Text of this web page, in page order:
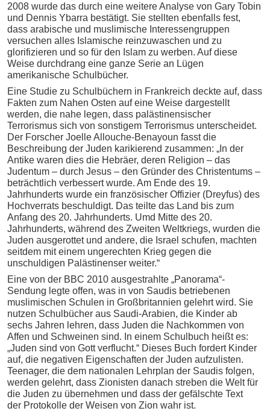
2008 wurde das durch eine weitere Analyse von Gary Tobin
und Dennis Ybarra bestätigt. Sie stellten ebenfalls fest,
dass arabische und muslimische Interessengruppen
versuchen alles Islamische reinzuwaschen und zu
glorifizieren und so für den Islam zu werben. Auf diese
Weise durchdrang eine ganze Serie an Lügen
amerikanische Schulbücher.
Eine Studie zu Schulbüchern in Frankreich deckte auf, dass
Fakten zum Nahen Osten auf eine Weise dargestellt
werden, die nahe legen, dass palästinensischer
Terrorismus sich von sonstigem Terrorismus unterscheidet.
Der Forscher Joelle Allouche-Benayoun fasst die
Beschreibung der Juden karikierend zusammen: „In der
Antike waren dies die Hebräer, deren Religion – das
Judentum – durch Jesus – den Gründer des Christentums –
beträchtlich verbessert wurde. Am Ende des 19.
Jahrhunderts wurde ein französischer Offizier (Dreyfus) des
Hochverrats beschuldigt. Das teilte das Land bis zum
Anfang des 20. Jahrhunderts. Umd Mitte des 20.
Jahrhunderts, während des Zweiten Weltkriegs, wurden die
Juden ausgerottet und andere, die Israel schufen, machten
seitdem mit einem ungerechten Krieg gegen die
unschuldigen Palästinenser weiter.“
Eine von der BBC 2010 ausgestrahlte „Panorama“-
Sendung legte offen, was in von Saudis betriebenen
muslimischen Schulen in Großbritannien gelehrt wird. Sie
nutzen Schulbücher aus Saudi-Arabien, die Kinder ab
sechs Jahren lehren, dass Juden die Nachkommen von
Affen und Schweinen sind. In einem Schulbuch heißt es:
„Juden sind von Gott verflucht.“ Dieses Buch fordert Kinder
auf, die negativen Eigenschaften der Juden aufzulisten.
Teenager, die dem nationalen Lehrplan der Saudis folgen,
werden gelehrt, dass Zionisten danach streben die Welt für
die Juden zu übernehmen und dass der gefälschte Text
der Protokolle der Weisen von Zion wahr ist.